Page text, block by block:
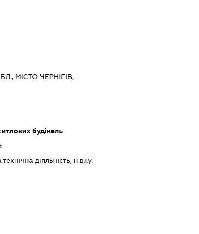
МІСТО ЧЕРНІГІВ,
будівель
діяльність, н.в.і.у.